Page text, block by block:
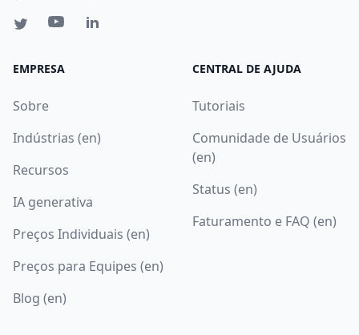
EMPRESA
Sobre
Indústrias (en)
Recursos
IA generativa
Preços Individuais (en)
Preços para Equipes (en)
Blog (en)
CENTRAL DE AJUDA
Tutoriais
Comunidade de Usuários
(en)
Status (en)
Faturamento e FAQ (en)